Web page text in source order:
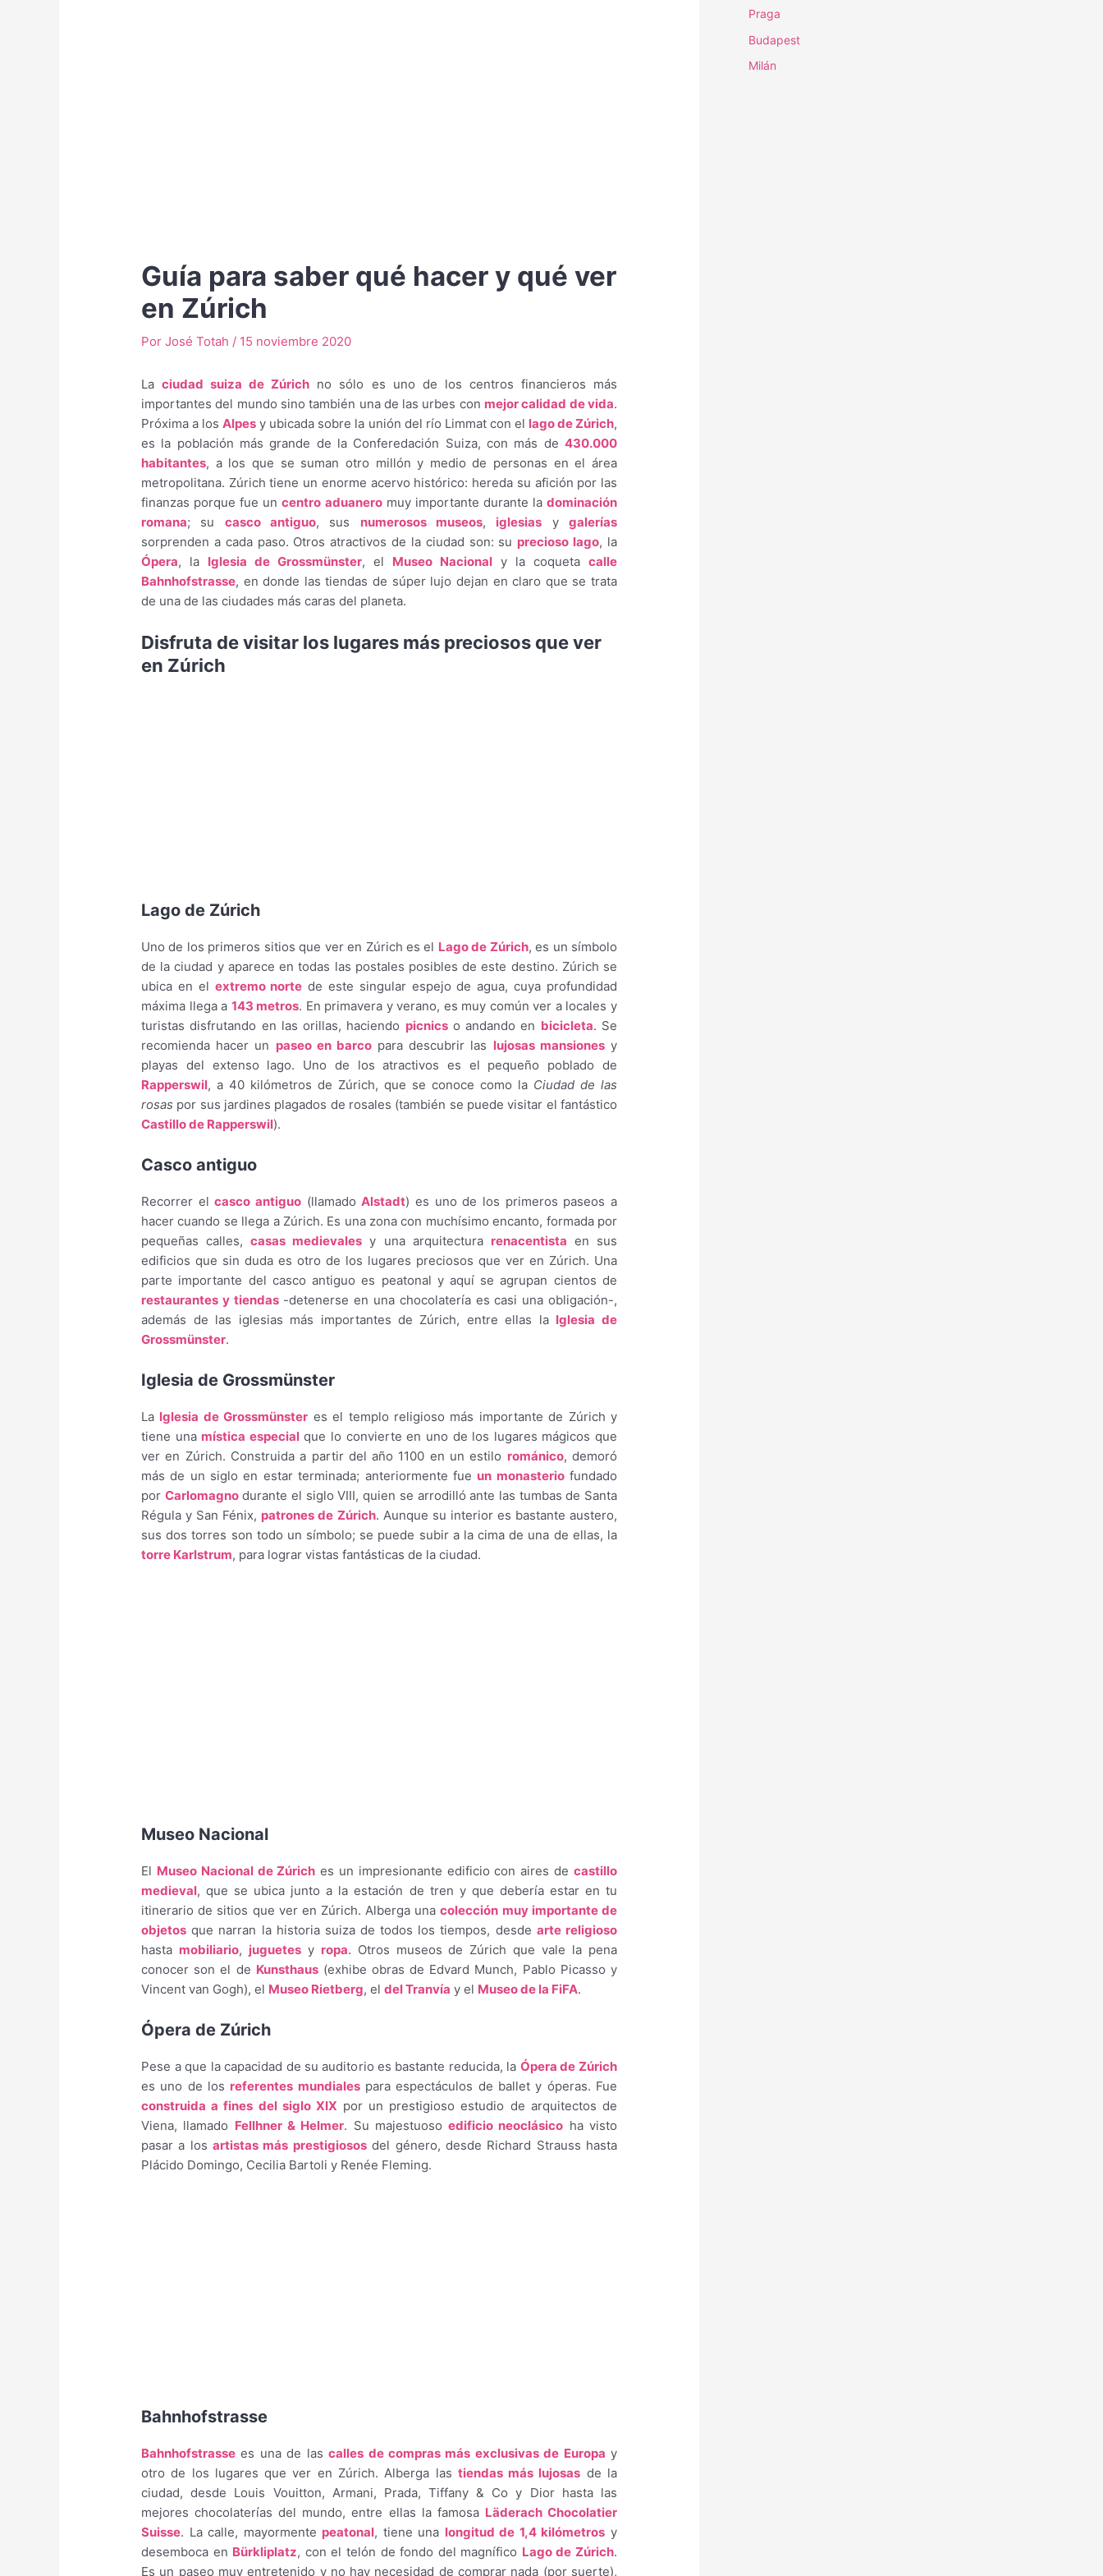
Guía para saber qué hacer y qué ver
en Zúrich
PorJosé Totah / 15 noviembre 2020
Laciudad suiza de Zúrich no sólo es uno de los centros financieros más
importantes del mundo sino también una de las urbes con mejor calidad de vida.
Próxima a losAlpes y ubicada sobre la unión del río Limmat con el lago de Zúrich,
es la población más grande de la Conferedación Suiza, con más de 430.000
habitantes, a los que se suman otro millón y medio de personas en el área
metropolitana. Zúrich tiene un enorme acervo histórico: hereda su afición por las
finanzas porque fue uncentro aduaneromuy importante durante la dominación
romana; su casco antiguo, sus numerosos museos, iglesias y galerías
sorprenden a cada paso. Otros atractivos de la ciudad son: su precioso lago, la
Ópera, la Iglesia de Grossmünster, el Museo Nacional y la coqueta calle
Bahnhofstrasse, en donde las tiendas de súper lujo dejan en claro que se trata
de una de las ciudades más caras del planeta.
Disfruta de visitar los lugares más preciosos que ver
en Zúrich
Lago de Zúrich
Uno de los primeros sitios que ver en Zúrich es el Lago de Zúrich, es un símbolo
de la ciudad y aparece en todas las postales posibles de este destino. Zúrich se
ubica en el extremo norte de este singular espejo de agua, cuya profundidad
máxima llega a 143 metros. En primavera y verano, es muy común ver a locales y
turistas disfrutando en las orillas, haciendo picnicso andando en bicicleta. Se
recomienda hacer un paseo en barcopara descubrir las lujosas mansionesy
playas del extenso lago. Uno de los atractivos es el pequeño poblado de
Rapperswil, a 40 kilómetros de Zúrich, que se conoce como la Ciudad de las
rosas por sus jardines plagados de rosales (también se puede visitar el fantástico
Castillo de Rapperswil).
Casco antiguo
Recorrer elcasco antiguo (llamadoAlstadt) es uno de los primeros paseos a
hacer cuando se llega a Zúrich. Es una zona con muchísimo encanto, formada por
pequeñas calles,casas medievales y una arquitectura renacentista en sus
edificios que sin duda es otro de los lugares preciosos que ver en Zúrich. Una
parte importante del casco antiguo es peatonal y aquí se agrupan cientos de
restaurantes y tiendas-detenerse en una chocolatería es casi una obligación-,
además de las iglesias más importantes de Zúrich, entre ellas la Iglesia de
Grossmünster.
Iglesia de Grossmünster
La Iglesia de Grossmünster es el templo religioso más importante de Zúrich y
tiene una mística especialque lo convierte en uno de los lugares mágicos que
ver en Zúrich. Construida a partir del año 1100 en un estilo románico, demoró
más de un siglo en estar terminada; anteriormente fue un monasteriofundado
por Carlomagnodurante el siglo VIII, quien se arrodilló ante las tumbas de Santa
Régula y San Fénix, patrones de Zúrich. Aunque su interior es bastante austero,
sus dos torres son todo un símbolo; se puede subir a la cima de una de ellas, la
torre Karlstrum, para lograr vistas fantásticas de la ciudad.
Museo Nacional
El Museo Nacional de Zúrich es un impresionante edificio con aires de castillo
medieval, que se ubica junto a la estación de tren y que debería estar en tu
itinerario de sitios que ver en Zúrich. Alberga unacolección muy importante de
objetos que narran la historia suiza de todos los tiempos, desde arte religioso
hasta mobiliario, juguetesy ropa. Otros museos de Zúrich que vale la pena
conocer son el de Kunsthaus(exhibe obras de Edvard Munch, Pablo Picasso y
Vincent van Gogh), el Museo Rietberg, eldel Tranvía y el Museo de la FiFA.
Ópera de Zúrich
Pese a que la capacidad de su auditorio es bastante reducida, la Ópera de Zúrich
es uno de los referentes mundialespara espectáculos de ballet y óperas. Fue
construida a fines del siglo XIX por un prestigioso estudio de arquitectos de
Viena, llamado Fellhner & Helmer. Su majestuosoedificio neoclásico ha visto
pasar a losartistas más prestigiososdel género, desde Richard Strauss hasta
Plácido Domingo, Cecilia Bartoli y Renée Fleming.
Bahnhofstrasse
Bahnhofstrasse es una de lascalles de compras más exclusivas de Europa y
otro de los lugares que ver en Zúrich. Alberga las tiendas más lujosas de la
ciudad, desde Louis Vouitton, Armani, Prada, Tiffany & Co y Dior hasta las
mejores chocolaterías del mundo, entre ellas la famosa Läderach Chocolatier
Suisse. La calle, mayormente peatonal, tiene una longitud de 1,4 kilómetros y
desemboca en Bürkliplatz, con el telón de fondo del magnífico Lago de Zúrich.
Es un paseo muy entretenido y no hay necesidad de comprar nada (por suerte),
Praga
Budapest
Milán